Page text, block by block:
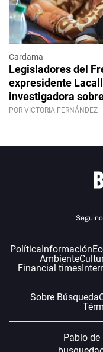
Cardama
Legisladores del
expresidente
investigadora
POR VICTORIA FERNÁNDEZ
PolíticaInformación
Ambiente
Financial times
Sobre Búsqueda
Pablo